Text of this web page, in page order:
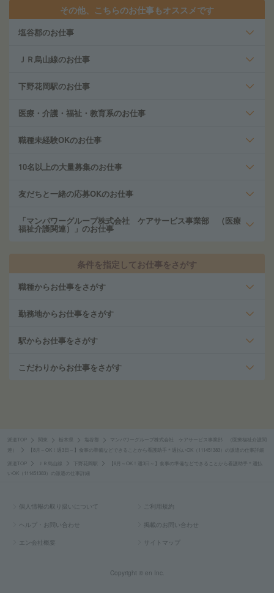
その他、こちらのお仕事もオススメです
塩谷郡のお仕事
ＪＲ烏山線のお仕事
下野花岡駅のお仕事
医療・介護・福祉・教育系のお仕事
職種未経験OKのお仕事
10名以上の大量募集のお仕事
友だちと一緒の応募OKのお仕事
「マンパワーグループ株式会社 ケアサービス事業部 （医療
福祉介護関連）」のお仕事
条件を指定してお仕事をさがす
職種からお仕事をさがす
勤務地からお仕事をさがす
駅からお仕事をさがす
こだわりからお仕事をさがす
派遣TOP 栃木県 塩谷郡
マンパワーグループ株式会社 ケアサービス事業部 （医療福祉介護関
連）
【8月～OK！週3日～】食事の準備などできることから看護助手＊週払いOK（111451383）の派遣の仕事詳細
派遣TOP ＪＲ烏山線 下野花岡駅
【8月～OK！週3日～】食事の準備などできることから看護助手＊週払
いOK（111451383）の派遣の仕事詳細
個人情報の取り扱いについて ご利用規約
ヘルプ・お問い合わせ 掲載のお問い合わせ
エン会社概要 サイトマップ
Copyright © en Inc.